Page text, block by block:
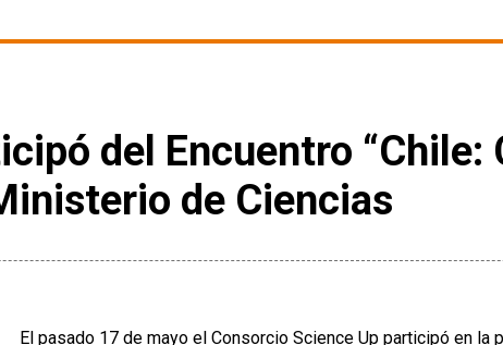
del Encuentro “Chile:
de Ciencias
El pasado 17 de mayo el Consorcio Science Up participó en la